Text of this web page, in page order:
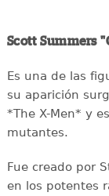
Scott Summers
Es una de las
su aparición
*The X-Men* y
mutantes.
Fue creado por
en los potentes